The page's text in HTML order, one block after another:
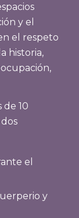
y el
el respeto
historia,
10
el
y